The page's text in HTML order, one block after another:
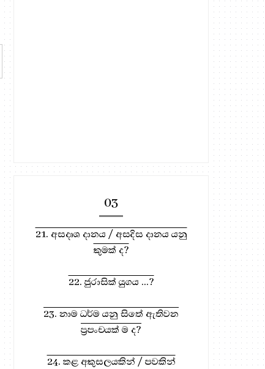
03
21. අසදෘශ දානය / අසදිස දානය යනු
කුමක් ද?
22. ජුරාසික් යුගය ...?
23. නාම ධර්ම යනු සිතේ ඇතිවන
ප්‍රපංචයක් ම ද?
24. කළ අකුසලයකින් / පවකින්